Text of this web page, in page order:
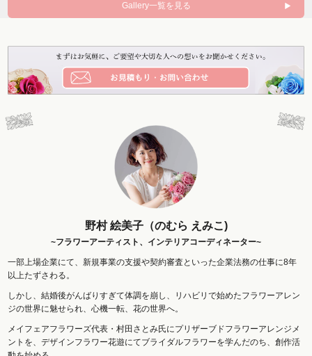
Gallery一覧を見る
野村 絵美子（のむら えみこ)
~フラワーアーティスト、インテリアコーディネーター~
一部上場企業にて、新規事業の支援や契約審査といった企業法務の仕事に8年
以上たずさわる。
しかし、結婚後がんばりすぎて体調を崩し、リハビリで始めたフラワーアレン
ジの世界に魅せられ、心機一転、花の世界へ。
メイフェアフラワーズ代表・村田さとみ氏にプリザーブドフラワーアレンジメ
ントを、デザインフラワー花遊にてブライダルフラワーを学んだのち、創作活